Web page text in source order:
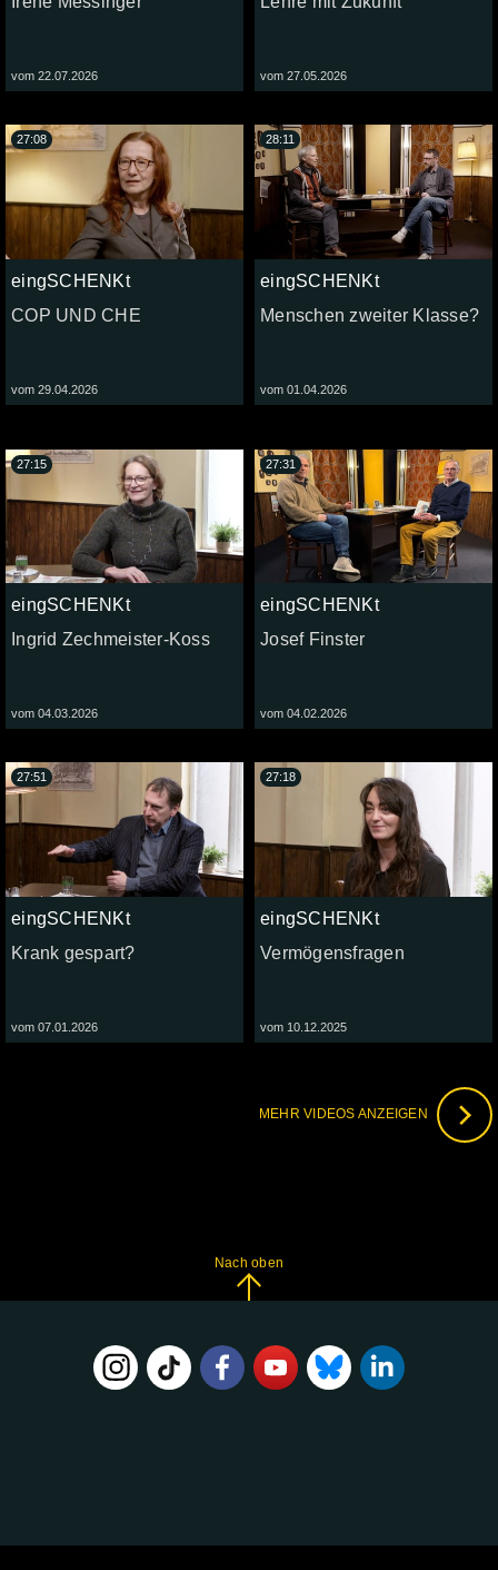
vom 22.07.2026 vom 27.05.2026
eingSCHENKt
COP UND CHE
vom 29.04.2026
27:08
eingSCHENKt
Menschen zweiter Klasse?
vom 01.04.2026
28:11
eingSCHENKt
Ingrid Zechmeister-Koss
vom 04.03.2026
27:15
eingSCHENKt
Josef Finster
vom 04.02.2026
27:31
eingSCHENKt
Krank gespart?
vom 07.01.2026
27:51
eingSCHENKt
Vermögensfragen
vom 10.12.2025
27:18
MEHR VIDEOS ANZEIGEN
Nach oben